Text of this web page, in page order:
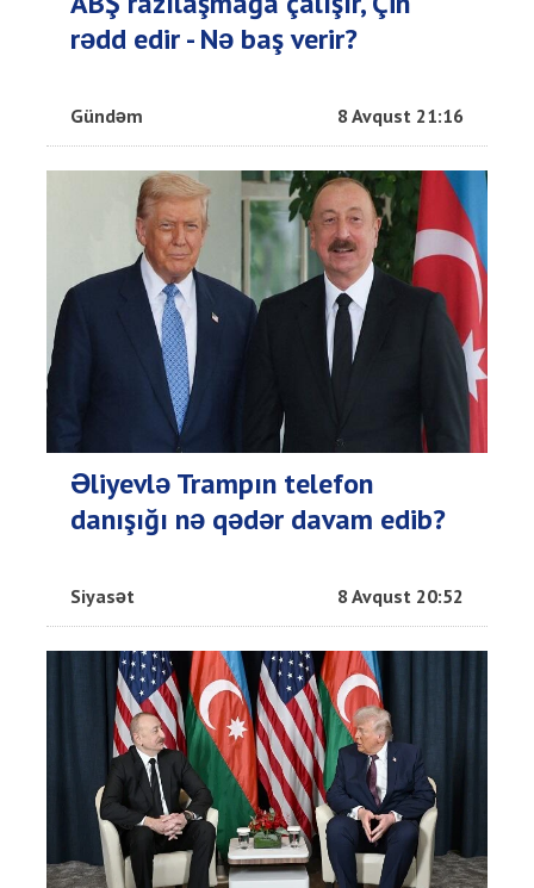
rədd edir - Nə baş verir?
Gündəm 8 Avqust 21:16
Əliyevlə Trampın telefon
danışığı nə qədər davam edib?
Siyasət 8 Avqust 20:52